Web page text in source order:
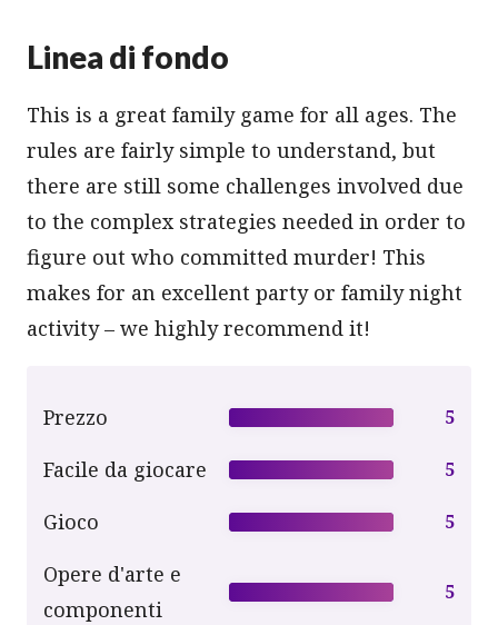
Linea di fondo
This is a great family game for all ages. The
rules are fairly simple to understand, but
there are still some challenges involved due
to the complex strategies needed in order to
figure out who committed murder! This
makes for an excellent party or family night
activity – we highly recommend it!
Prezzo 5
Facile da giocare 5
Gioco 5
Opere d'arte e
componenti
5